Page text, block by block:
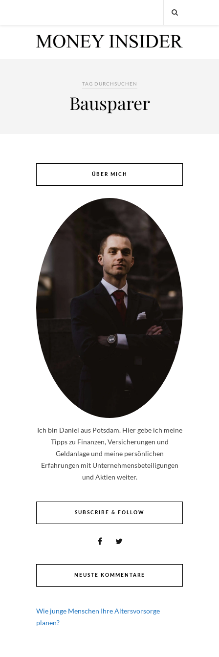
TAG DURCHSUCHEN
Bausparer
ÜBER MICH
Ich bin Daniel aus Potsdam. Hier gebe ich meine
Tipps zu Finanzen, Versicherungen und
Geldanlage und meine persönlichen
Erfahrungen mit Unternehmensbeteiligungen
und Aktien weiter.
SUBSCRIBE & FOLLOW
NEUSTE KOMMENTARE
Wie junge Menschen Ihre Altersvorsorge
planen?